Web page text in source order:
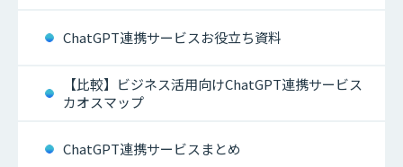
ChatGPT連携サービスお役立ち資料
【比較】ビジネス活用向けChatGPT連携サービス
カオスマップ
ChatGPT連携サービスまとめ